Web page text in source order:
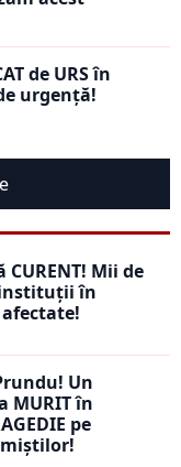
de URS în
urgență!
CURENT! Mii de
în
afectate!
Un
MURIT în
pe